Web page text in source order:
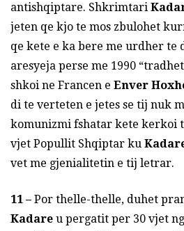
antishqiptare. Shkrimtari
jeten qe kjo te mos zbulohet
qe kete e ka bere me urdher
aresyeja perse me 1990
shkoi ne Francen e Enver
di te verteten e jetes se tij nuk
komunizmi fshatar kete kerkoi
vjet Popullit Shqiptar ku
vet me gjenialitetin e tij letrar.
11 – Por thelle-thelle, duhet
Kadare u pergatit per 30 vjet